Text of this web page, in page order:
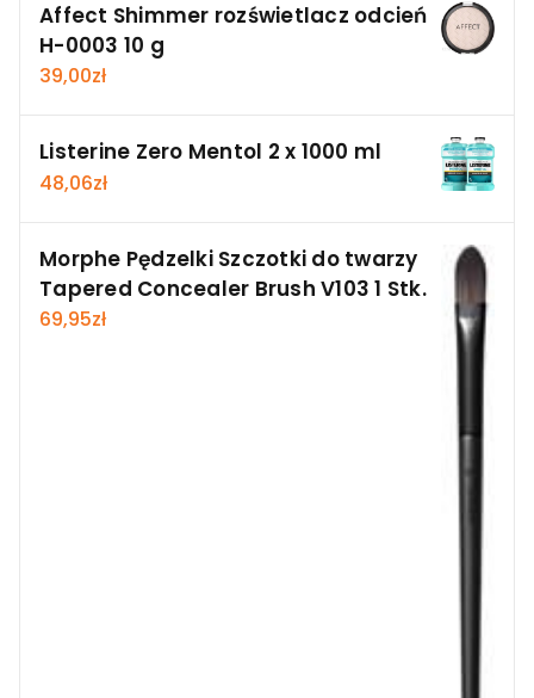
Affect Shimmer rozświetlacz odcień
H-0003 10 g
39,00zł
Listerine Zero Mentol 2 x 1000 ml
48,06zł
Morphe Pędzelki Szczotki do twarzy
Tapered Concealer Brush V103 1 Stk.
69,95zł